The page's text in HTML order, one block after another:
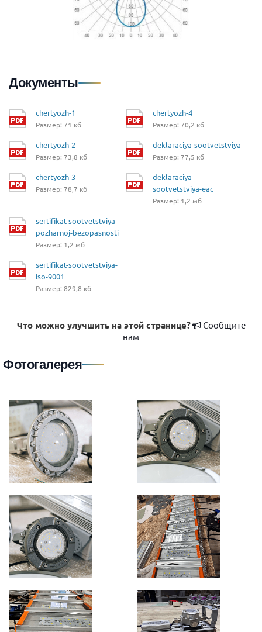
Документы
chertyozh-1
Размер: 71 кб
chertyozh-2
Размер: 73,8 кб
chertyozh-3
Размер: 78,7 кб
chertyozh-4
Размер: 70,2 кб
deklaraciya-sootvetstviya
Размер: 77,5 кб
deklaraciya-
sootvetstviya-eac
Размер: 1,2 мб
sertifikat-sootvetstviya-
pozharnoj-bezopasnosti
Размер: 1,2 мб
sertifikat-sootvetstviya-
iso-9001
Размер: 829,8 кб
Что можно улучшить на этой странице?
Сообщите
нам
Фотогалерея